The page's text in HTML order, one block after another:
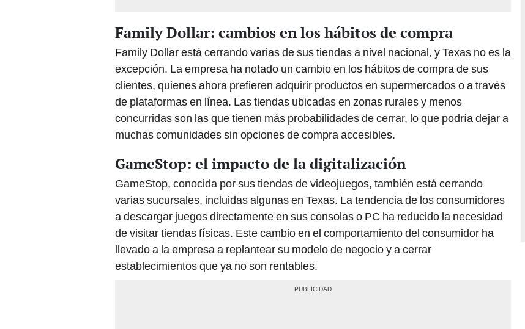
Family Dollar: cambios en los hábitos de compra
Family Dollar está cerrando varias de sus tiendas a nivel nacional, y Texas no es la
excepción. La empresa ha notado un cambio en los hábitos de compra de sus
clientes, quienes ahora prefieren adquirir productos en supermercados o a través
de plataformas en línea. Las tiendas ubicadas en zonas rurales y menos
concurridas son las que tienen más probabilidades de cerrar, lo que podría dejar a
muchas comunidades sin opciones de compra accesibles.
GameStop: el impacto de la digitalización
GameStop, conocida por sus tiendas de videojuegos, también está cerrando
varias sucursales, incluidas algunas en Texas. La tendencia de los consumidores
a descargar juegos directamente en sus consolas o PC ha reducido la necesidad
de visitar tiendas físicas. Este cambio en el comportamiento del consumidor ha
llevado a la empresa a replantear su modelo de negocio y a cerrar
establecimientos que ya no son rentables.